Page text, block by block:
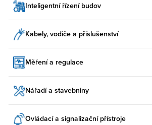
Inteligentní řízení budov
Kabely, vodiče a příslušenství
Měření a regulace
Nářadí a stavebniny
Ovládací a signalizační přístroje